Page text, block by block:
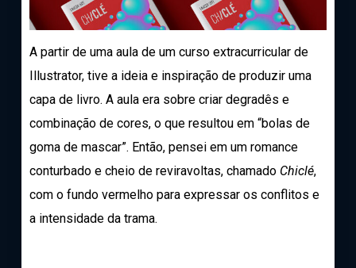
A partir de uma aula de um curso extracurricular de
Illustrator, tive a ideia e inspiração de produzir uma
capa de livro. A aula era sobre criar degradês e
combinação de cores, o que resultou em “bolas de
goma de mascar”. Então, pensei em um romance
conturbado e cheio de reviravoltas, chamado Chiclé,
com o fundo vermelho para expressar os conflitos e
a intensidade da trama.